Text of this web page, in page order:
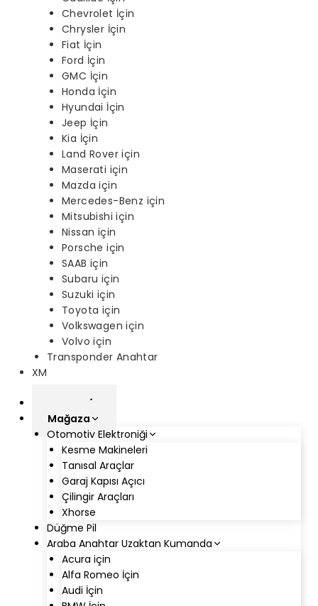
Chevrolet İçin
Chrysler İçin
Fiat İçin
Ford İçin
GMC İçin
Honda İçin
Hyundai İçin
Jeep İçin
Kia İçin
Land Rover için
Maserati için
Mazda için
Mercedes-Benz için
Mitsubishi için
Nissan için
Porsche için
SAAB için
Subaru için
Suzuki için
Toyota için
Volkswagen için
Volvo için
Transponder Anahtar
XM
ana sayfa
Mağaza
Otomotiv Elektroniği
Kesme Makineleri
Tanısal Araçlar
Garaj Kapısı Açıcı
Çilingir Araçları
Xhorse
Düğme Pil
Araba Anahtar Uzaktan Kumanda
Acura için
Alfa Romeo İçin
Audi İçin